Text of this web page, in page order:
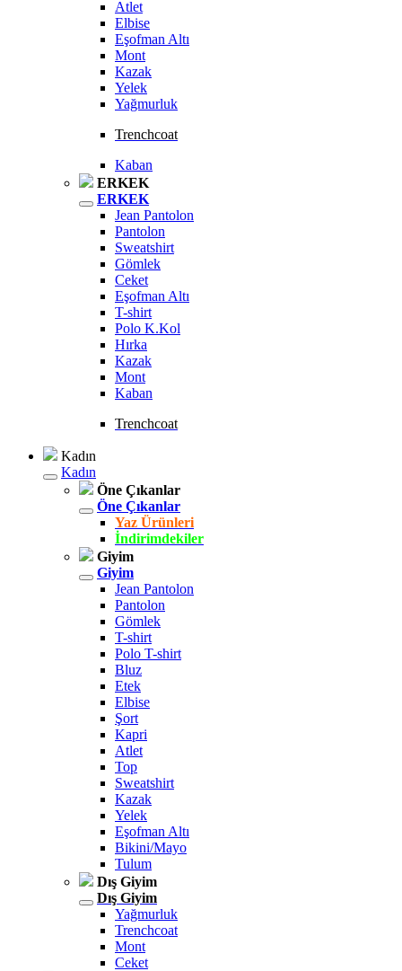
Atlet
Elbise
Eşofman Altı
Mont
Kazak
Yelek
Yağmurluk
Trenchcoat
Kaban
ERKEK
ERKEK
Jean Pantolon
Pantolon
Sweatshirt
Gömlek
Ceket
Eşofman Altı
T-shirt
Polo K.Kol
Hırka
Kazak
Mont
Kaban
Trenchcoat
Kadın
Kadın
Öne Çıkanlar
Öne Çıkanlar
Yaz Ürünleri
İndirimdekiler
Giyim
Giyim
Jean Pantolon
Pantolon
Gömlek
T-shirt
Polo T-shirt
Bluz
Etek
Elbise
Şort
Kapri
Atlet
Top
Sweatshirt
Kazak
Yelek
Eşofman Altı
Bikini/Mayo
Tulum
Dış Giyim
Dış Giyim
Yağmurluk
Trenchcoat
Mont
Ceket